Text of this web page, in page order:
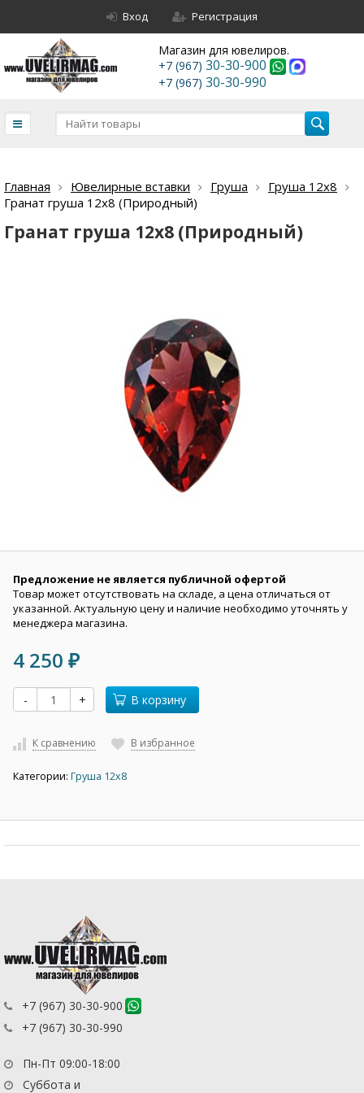
Вход Регистрация
Магазин для ювелиров.
+7 (967) 30-30-900
+7 (967) 30-30-990
Главная Ювелирные вставки Груша
Груша 12х8
Гранат груша 12х8 (Природный)
Гранат груша 12х8 (Природный)
Предложение не является публичной офертой
Товар может отсутствовать на складе, а цена отличаться от
указанной. Актуальную цену и наличие необходимо уточнять у
менеджера магазина.
4 250 ₽
- + В корзину
К сравнению В избранное
Категории: Груша 12х8
+7 (967) 30-30-900
+7 (967) 30-30-990
Пн-Пт 09:00-18:00
Суббота и